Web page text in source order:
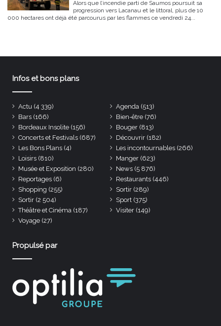
Alors que l’incendie parti de Saumos poursuit sa
progression vers Lacanau et le littoral, plus de 10
000 hectares ont déjà été parcourus par les flammes ce vendredi 24...
Infos et bons plans
Actu (4 339) Agenda (513)
Bars (166) Bien-être (76)
Bordeaux Insolite (156) Bouger (813)
Concerts et Festivals (687) Découvrir (182)
Les Bons Plans (4) Les incontournables (266)
Loisirs (810) Manger (623)
Musée et Exposition (280) News (5 876)
Reportages (6) Restaurants (446)
Shopping (255) Sortir (289)
Sortir (2 504) Sport (375)
Théâtre et Cinéma (187) Visiter (149)
Voyage (27)
Propulsé par